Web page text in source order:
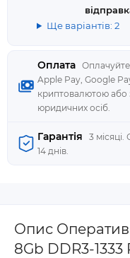
Оплата
Apple Pay, Google
криптовалютою або
юридичних осіб.
Ще варіантів: 2
Гарантія
3
14 днів.
Опис
8Gb DDR3-1333